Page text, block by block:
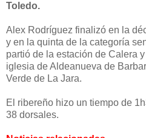
Toledo.
Alex Rodríguez finalizó en la
y en la quinta de la categoría
partió de la estación de Calera
iglesia de Aldeanueva de
Verde de La Jara.
El ribereño hizo un tiempo de
38 dorsales.